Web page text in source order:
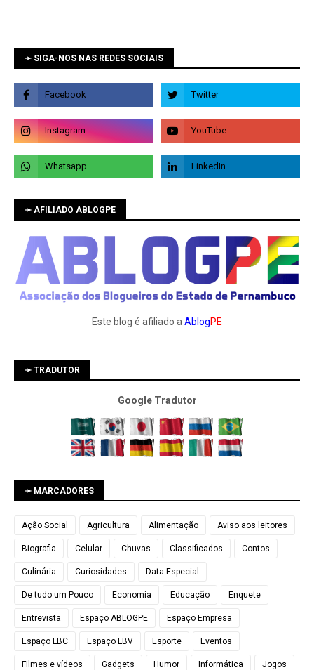
➛ SIGA-NOS NAS REDES SOCIAIS
➛ AFILIADO ABLOGPE
Este blog é afiliado aAblogPE
➛ TRADUTOR
Google Tradutor
➛ MARCADORES
Ação Social Agricultura Alimentação Aviso aos leitores
Biografia Celular Chuvas Classificados Contos
Culinária Curiosidades Data Especial
De tudo um Pouco Economia Educação Enquete
Entrevista Espaço ABLOGPE Espaço Empresa
Espaço LBC Espaço LBV Esporte Eventos
Filmes e vídeos Gadgets Humor Informática Jogos